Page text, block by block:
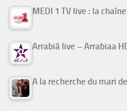
MEDI 1 TV live : la
Arrabiâ live – Arrabiaa